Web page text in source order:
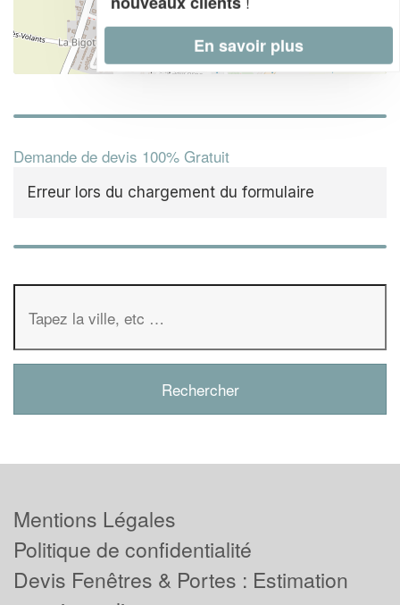
Leaflet| Map data ©OpenStreetMap contributors,CC-BY-SA
Demande de devis 100% Gratuit
Erreur lors du chargement du formulaire
En savoir plus
Mentions Légales
Politique de confidentialité
Devis Fenêtres & Portes : Estimation